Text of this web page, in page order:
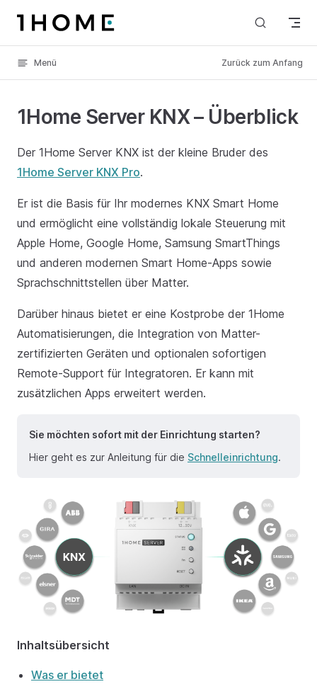
Skip to content
Menü Zurück zum Anfang
1Home Server KNX – Überblick
Der 1Home Server KNX ist der kleine Bruder des
1Home Server KNX Pro.
Er ist die Basis für Ihr modernes KNX Smart Home
und ermöglicht eine vollständig lokale Steuerung mit
Apple Home, Google Home, Samsung SmartThings
und anderen modernen Smart Home-Apps sowie
Sprachschnittstellen über Matter.
Darüber hinaus bietet er eine Kostprobe der 1Home
Automatisierungen, die Integration von Matter-
zertifizierten Geräten und optionalen sofortigen
Remote-Support für Integratoren. Er kann mit
zusätzlichen Apps erweitert werden.
Sie möchten sofort mit der Einrichtung starten?
Hier geht es zur Anleitung für die Schnelleinrichtung.
Inhaltsübersicht
Was er bietet